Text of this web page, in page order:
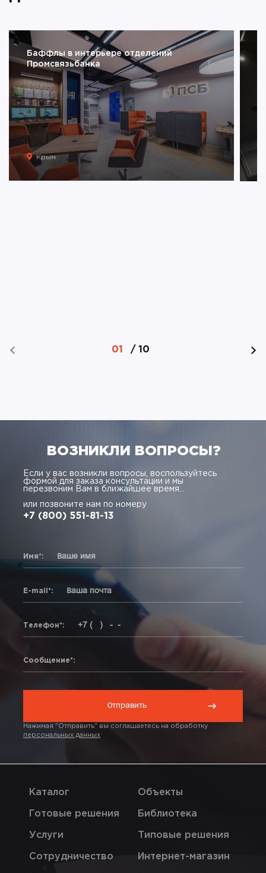
Баффлы в интерьере отделений
Промсвязьбанка
Крым
01 / 10
ВОЗНИКЛИ ВОПРОСЫ?
Если у вас возникли вопросы, воспользуйтесь
формой для заказа консультации и мы
перезвоним Вам в ближайшее время...
или позвоните нам по номеру
+7 (800) 551-81-13
Имя*:
E-mail*:
Телефон*:
Сообщение*:
Нажимая "Отправить" вы соглашаетесь на обработку
персональных данных
Каталог
Готовые решения
Услуги
Сотрудничество
Объекты
Библиотека
Типовые решения
Интернет-магазин